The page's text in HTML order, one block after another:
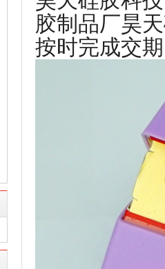
胶制品厂昊
按时完成交